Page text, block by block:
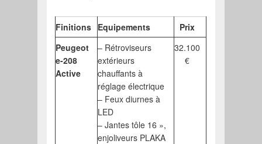
Finitions Equipements
Prix
Peugeot
e-208
Active
– Rétroviseurs
extérieurs
chauffants à
réglage électrique
– Feux diurnes à
LED
– Jantes tôle 16 »,
enjoliveurs PLAKA
32.100
€